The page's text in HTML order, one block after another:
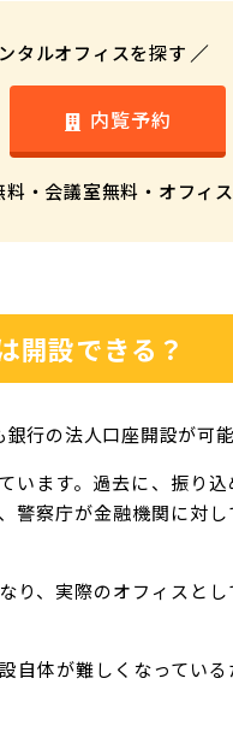
タルオフィスを探す
内覧予約
・ 会議室無料・オフィ
開設できる？
行の法人口座開設が可能
います。過去に、振り
警察庁が金融機関に対
り、実際のオフィスと
自体が難しくなってい